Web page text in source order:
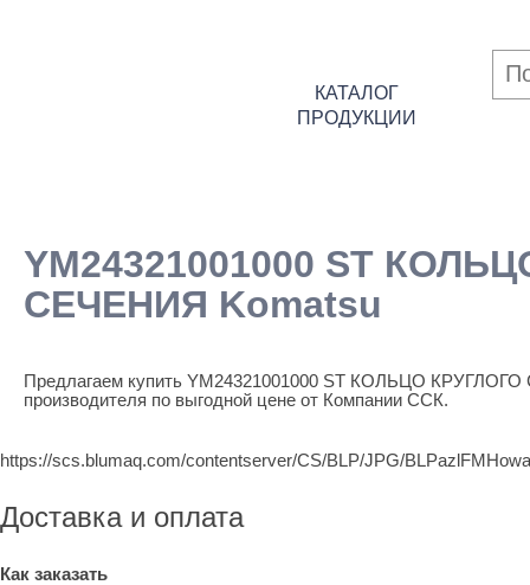
КАТАЛОГ
ПРОДУКЦИИ
YM24321001000 ST
СЕЧЕНИЯ Komatsu
Предлагаем купить YM24321001000 ST КОЛЬЦО
производителя по выгодной цене от Компании ССК.
https://scs.blumaq.com/contentserver/CS/BLP/JPG/
Доставка и оплата
Как заказать